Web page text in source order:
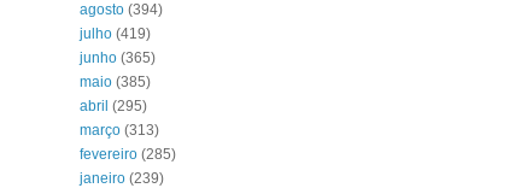
agosto (394)
julho (419)
junho (365)
maio (385)
abril (295)
março (313)
fevereiro (285)
janeiro (239)